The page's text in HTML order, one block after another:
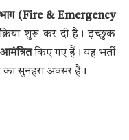
(Fire & Emergency
शुरू कर दी है। इच्छुक
किए गए हैं। यह भर्ती
का सुनहरा अवसर है।